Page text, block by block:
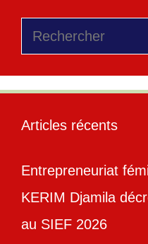
Rechercher
Articles récents
Entrepreneuriat
KERIM Djamila
au SIEF 2026